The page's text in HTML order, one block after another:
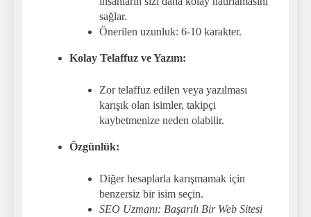
sağlar.
Önerilen uzunluk: 6-10 karakter.
Kolay Telaffuz ve Yazım:
Zor telaffuz edilen veya yazılması
karışık olan isimler, takipçi
kaybetmenize neden olabilir.
Özgünlük:
Diğer hesaplarla karışmamak için
benzersiz bir isim seçin.
SEO Uzmanı: Başarılı Bir Web Sitesi